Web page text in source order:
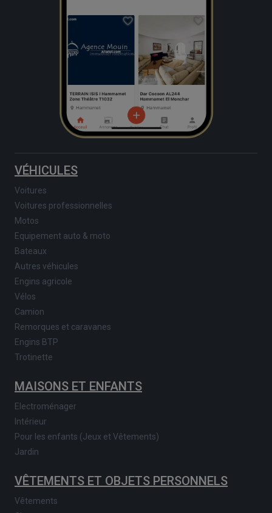
VÉHICULES
Voitures
Voitures professionnelles
Motos
Equipement auto & moto
Bateaux
Autres véhicules
Engins agricole
Vélos
Camion
Remorques et caravanes
Engins BTP
Trotinette
MAISONS ET ENFANTS
Electroménager
Intérieur
Pour les enfants (Jeux et Vêtements)
Jardin
VÊTEMENTS ET OBJETS PERSONNELS
Vêtements